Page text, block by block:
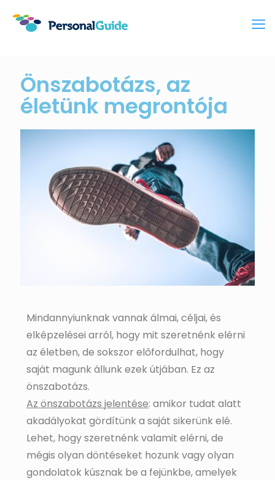
Önszabotázs, az
életünk megrontója
Mindannyiunknak vannak álmai, céljai, és
elképzelései arról, hogy mit szeretnénk elérni
az életben, de sokszor előfordulhat, hogy
saját magunk állunk ezek útjában. Ez az
önszabotázs.
Az önszabotázs jelentése: amikor tudat alatt
akadályokat gördítünk a saját sikerünk elé.
Lehet, hogy szeretnénk valamit elérni, de
mégis olyan döntéseket hozunk vagy olyan
gondolatok kúsznak be a fejünkbe, amelyek